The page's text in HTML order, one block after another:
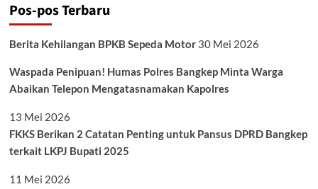
Pos-pos Terbaru
Berita Kehilangan BPKB Sepeda Motor 30 Mei 2026
Waspada Penipuan! Humas Polres Bangkep Minta Warga
Abaikan Telepon Mengatasnamakan Kapolres
13 Mei 2026
FKKS Berikan 2 Catatan Penting untuk Pansus DPRD Bangkep
terkait LKPJ Bupati 2025
11 Mei 2026